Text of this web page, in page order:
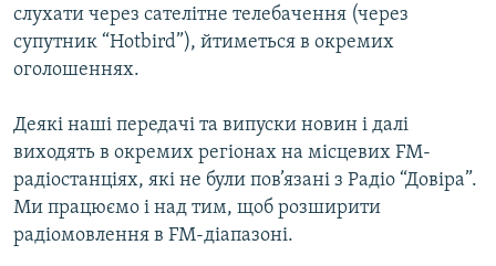
слухати через сателітне телебачення (через
супутник “Hotbird”), йтиметься в окремих
оголошеннях.
Деякі наші передачі та випуски новин і далі
виходять в окремих регіонах на місцевих FM-
радіостанціях, які не були пов’язані з Радіо “Довіра”.
Ми працюємо і над тим, щоб розширити
радіомовлення в FM-діапазоні.